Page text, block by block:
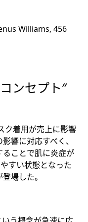
Williams, 456
ンセプト″
ク着用が売上に影響
響に対応すべく、
ことで肌に炎症が
すい状態となった
場した。